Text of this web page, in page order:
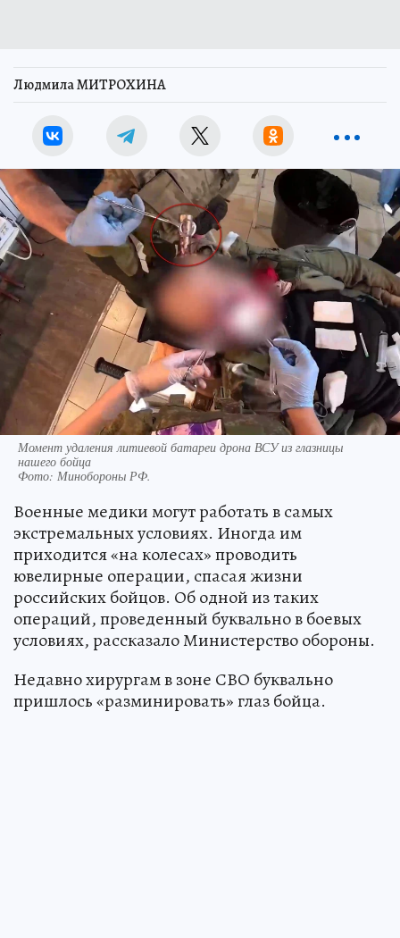
Людмила МИТРОХИНА
Момент удаления литиевой батареи дрона ВСУ из глазницы
нашего бойца
Фото: Минобороны РФ.
Военные медики могут работать в самых
экстремальных условиях. Иногда им
приходится «на колесах» проводить
ювелирные операции, спасая жизни
российских бойцов. Об одной из таких
операций, проведенный буквально в боевых
условиях, рассказало Министерство обороны.
Недавно хирургам в зоне СВО буквально
пришлось «разминировать» глаз бойца.